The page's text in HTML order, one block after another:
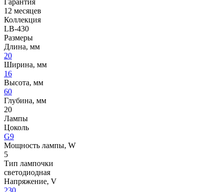
12 месяцев
Коллекция
LB-430
Размеры
Длина, мм
20
Ширина, мм
16
Высота, мм
60
Глубина, мм
20
Лампы
Цоколь
G9
Мощность лампы, W
5
Тип лампочки
светодиодная
Напряжение, V
230